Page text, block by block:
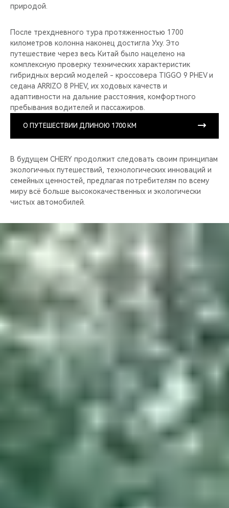
природой.
После трехдневного тура протяженностью 1700
километров колонна наконец достигла Уху. Это
путешествие через весь Китай было нацелено на
комплексную проверку технических характеристик
гибридных версий моделей - кроссовера TIGGO 9 PHEV и
седана ARRIZO 8 PHEV, их ходовых качеств и
адаптивности на дальние расстояния, комфортного
пребывания водителей и пассажиров.
О ПУТЕШЕСТВИИ ДЛИНОЮ 1700 КМ
В будущем CHERY продолжит следовать своим принципам
экологичных путешествий, технологических инноваций и
семейных ценностей, предлагая потребителям по всему
миру всё больше высококачественных и экологически
чистых автомобилей.